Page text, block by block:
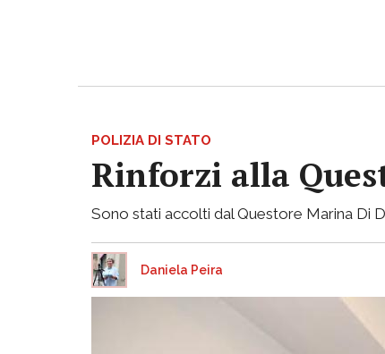
POLIZIA DI STATO
Rinforzi alla
Sono stati accolti dal Questore Marina Di
Daniela Peira